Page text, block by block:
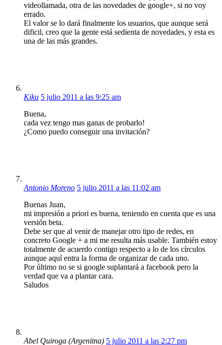
videollamada, otra de las novedades de google+, si no voy
errado.
El valor se lo dará finalmente los usuarios, que aunque será
dificil, creo que la gente está sedienta de novedades, y esta es
una de las más grandes.
Kiku 5 julio 2011 a las 9:25 am
Buena,
cada vez tengo mas ganas de probarlo!
¿Como puedo conseguir una invitación?
Antonio Moreno 5 julio 2011 a las 11:02 am
Buenas Juan,
mi impresión a priori es buena, teniendo en cuenta que es una
versión beta.
Debe ser que al venir de manejar otro tipo de redes, en
concreto Google + a mi me resulta más usable. También estoy
totalmente de acuerdo contigo respecto a lo de los círculos
aunque aquí entra la forma de organizar de cada uno.
Por último no se si google suplantará a facebook pero la
verdad que va a plantar cara.
Saludos
Abel Quiroga (Argenitna) 5 julio 2011 a las 2:27 pm